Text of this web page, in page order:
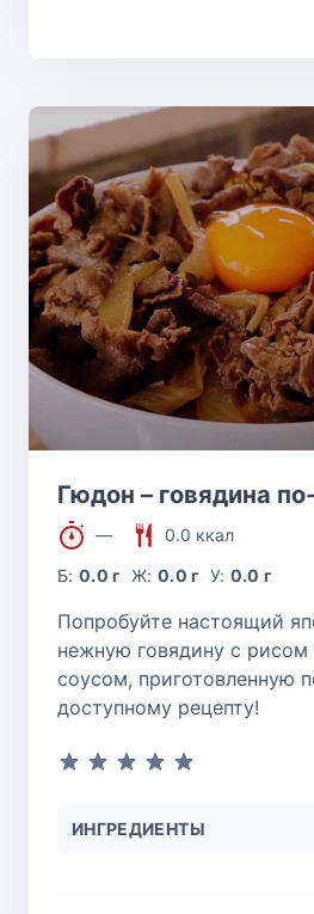
Гюдон – говядина
—
0.0 ккал
Б:0.0 г Ж: 0.0 г У: 0.0 г
Попробуйте настоящий
нежную говядину с
соусом, приготовленную
доступному рецепту!
ИНГРЕДИЕНТЫ